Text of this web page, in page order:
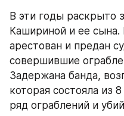
В эти годы раскрыто
Кашириной и ее
арестован и предан
совершившие
Задержана банда,
которая состояла из
ряд ограблений и